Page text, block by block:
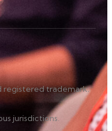
registered trademark.
jurisdictions.